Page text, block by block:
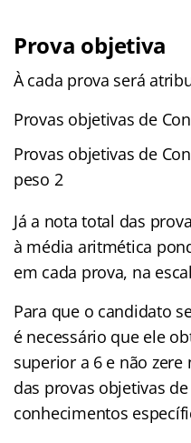
Prova objetiva
À cada prova será
Provas objetivas de
Provas objetivas de
peso 2
Já a nota total das
à média aritmética
em cada prova, na
Para que o candidato
é necessário que ele
superior a 6 e não
das provas objetivas
conhecimentos